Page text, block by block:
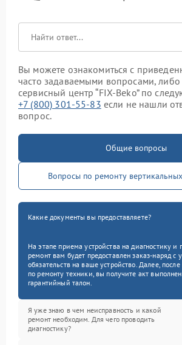
Вы можете ознакомиться с
часто задаваемыми вопросами, либо
сервисный центр “FIX-Beko” по
+7 (800) 301-55-83 если не нашли
вопрос.
Общие вопросы
Вопросы по ремонту
Какие документы вы предоставляете?
На этапе приема устройства на диагностику
ремонт вам будет предоставлен заказ-наряд с
обязательств на ваше устройство. Далее,
по ремонту техники, вы получите акт
гарантийный талон.
Я уже знаю в чем неисправность и какой
ремонт необходим. Для чего проводить
диагностику?